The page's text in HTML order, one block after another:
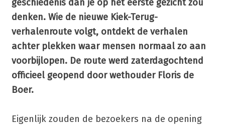
geschiedenis dan je op het eerste gezicht zou
denken. Wie de nieuwe Kiek-Terug-
verhalenroute volgt, ontdekt de verhalen
achter plekken waar mensen normaal zo aan
voorbijlopen. De route werd zaterdagochtend
officieel geopend door wethouder Floris de
Boer.
Eigenlijk zouden de bezoekers na de opening